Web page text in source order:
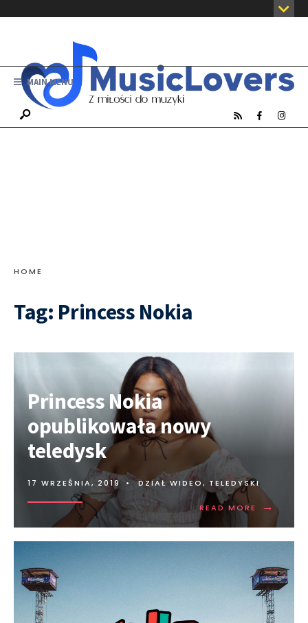
MAIN MENU
HOME
Tag: Princess Nokia
Princess Nokia
opublikowała nowy
teledysk
17 WRZEŚNIA, 2019 • DZIAŁ WIDEO, TELEDYSKI
READ MORE →